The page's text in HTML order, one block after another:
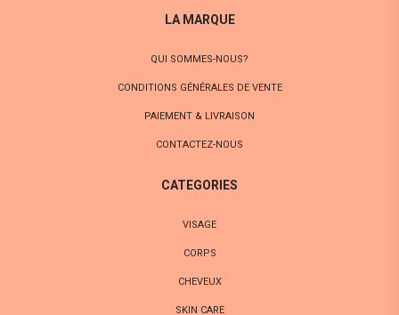
LA MARQUE
QUI SOMMES-NOUS?
CONDITIONS GÉNÉRALES DE VENTE
PAIEMENT & LIVRAISON
CONTACTEZ-NOUS
CATEGORIES
VISAGE
CORPS
CHEVEUX
SKIN CARE